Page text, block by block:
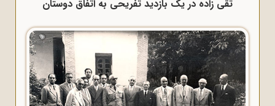
تقی زاده در یک بازدید تفریحی به اتفاق دوستان